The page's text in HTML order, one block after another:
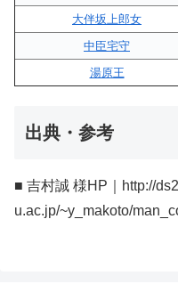
大伴坂上郎女
中臣宅守
湯原王
出典・参考
■ 吉村誠 様HP｜http://
u.ac.jp/~y_makoto/